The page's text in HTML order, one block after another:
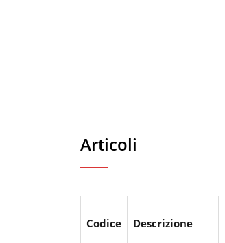
Articoli
Codice Descrizione